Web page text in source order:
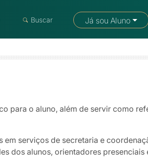
Fale com um
Buscar Já sou Aluno
para o aluno, além de servir como
em serviços de secretaria e
dos alunos, orientadores presenciais